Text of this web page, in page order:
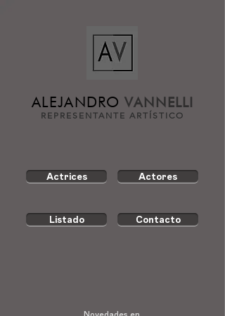
ALEJANDRO VANNELLI
REPRESENTANTE ARTÍSTICO
Actrices Actores
Listado Contacto